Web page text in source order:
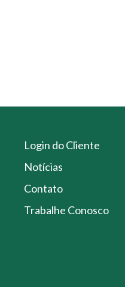
Login do Cliente
Notícias
Contato
Trabalhe Conosco